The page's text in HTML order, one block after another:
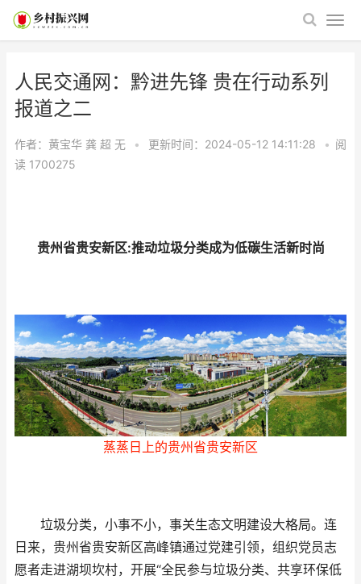
人民交通网：黔进先锋 贵在行动系列
报道之二
作者：黄宝华 龚 超 无 • 更新时间：2024-05-12 14:11:28 • 阅
读 1700275
贵州省贵安新区:推动垃圾分类成为低碳生活新时尚
蒸蒸日上的贵州省贵安新区
垃圾分类，小事不小，事关生态文明建设大格局。连
日来，贵州省贵安新区高峰镇通过党建引领，组织党员志
愿者走进湖坝坎村，开展“全民参与垃圾分类、共享环保低